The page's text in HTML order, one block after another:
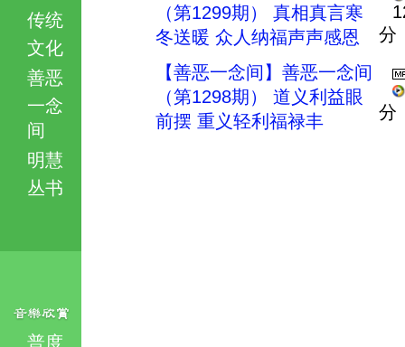
传统
文化
善恶
一念
间
明慧
丛书
普度
（第1299期） 真相真言寒
冬送暖 众人纳福声声感恩
分
【善恶一念间】善恶一念间
（第1298期） 道义利益眼
前摆 重义轻利福禄丰
分